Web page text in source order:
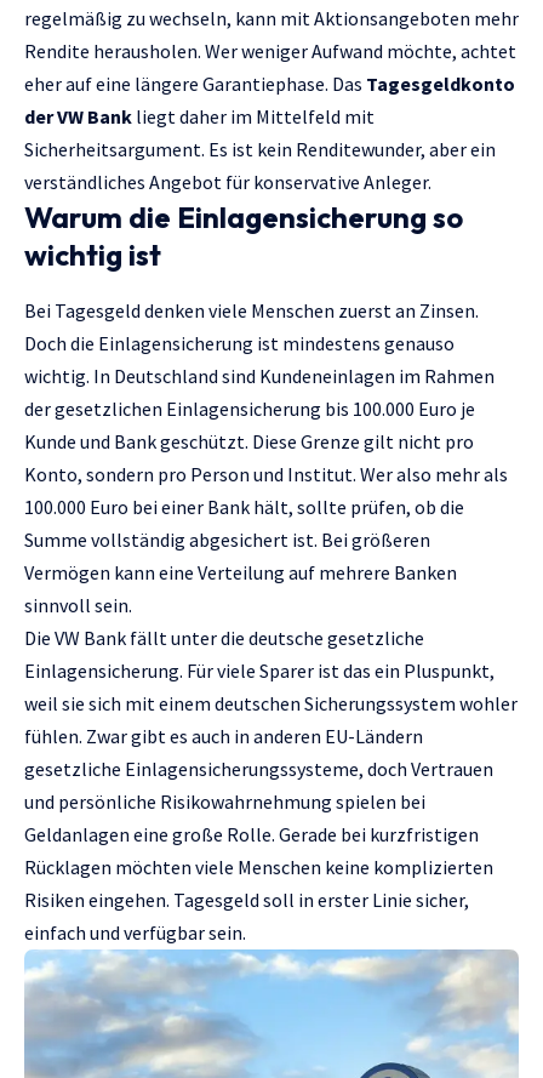
regelmäßig zu wechseln, kann mit Aktionsangeboten mehr
Rendite herausholen. Wer weniger Aufwand möchte, achtet
eher auf eine längere Garantiephase. Das Tagesgeldkonto
der VW Bank liegt daher im Mittelfeld mit
Sicherheitsargument. Es ist kein Renditewunder, aber ein
verständliches Angebot für konservative Anleger.
Warum die Einlagensicherung so
wichtig ist
Bei Tagesgeld denken viele Menschen zuerst an Zinsen.
Doch die Einlagensicherung ist mindestens genauso
wichtig. In Deutschland sind Kundeneinlagen im Rahmen
der gesetzlichen Einlagensicherung bis 100.000 Euro je
Kunde und Bank geschützt. Diese Grenze gilt nicht pro
Konto, sondern pro Person und Institut. Wer also mehr als
100.000 Euro bei einer Bank hält, sollte prüfen, ob die
Summe vollständig abgesichert ist. Bei größeren
Vermögen kann eine Verteilung auf mehrere Banken
sinnvoll sein.
Die VW Bank fällt unter die deutsche gesetzliche
Einlagensicherung. Für viele Sparer ist das ein Pluspunkt,
weil sie sich mit einem deutschen Sicherungssystem wohler
fühlen. Zwar gibt es auch in anderen EU-Ländern
gesetzliche Einlagensicherungssysteme, doch Vertrauen
und persönliche Risikowahrnehmung spielen bei
Geldanlagen eine große Rolle. Gerade bei kurzfristigen
Rücklagen möchten viele Menschen keine komplizierten
Risiken eingehen. Tagesgeld soll in erster Linie sicher,
einfach und verfügbar sein.